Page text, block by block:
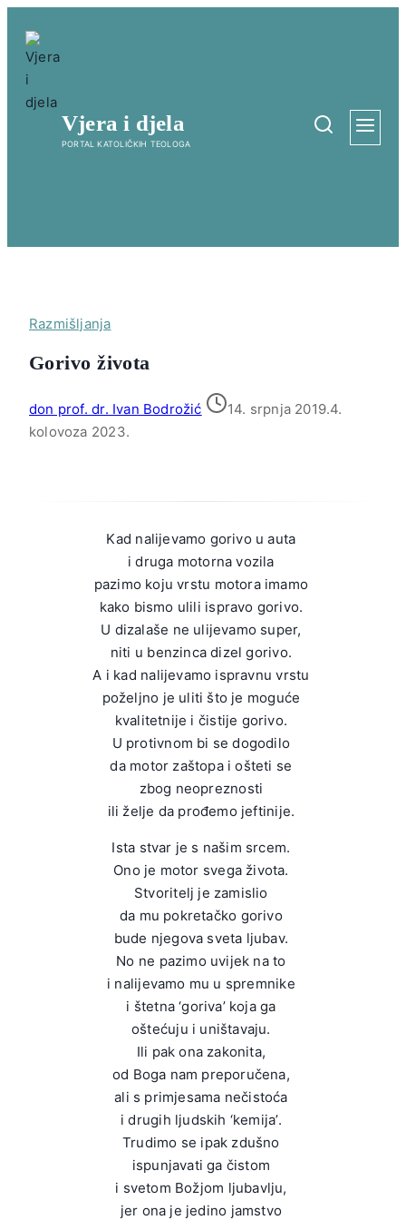
content
Vjera i djela
PORTAL KATOLIČKIH TEOLOGA
Razmišljanja
Gorivo života
don prof. dr. Ivan Bodrožić 14. srpnja 2019.4.
kolovoza 2023.
Kad nalijevamo gorivo u auta
i druga motorna vozila
pazimo koju vrstu motora imamo
kako bismo ulili ispravo gorivo.
U dizalaše ne ulijevamo super,
niti u benzinca dizel gorivo.
A i kad nalijevamo ispravnu vrstu
poželjno je uliti što je moguće
kvalitetnije i čistije gorivo.
U protivnom bi se dogodilo
da motor zaštopa i ošteti se
zbog neopreznosti
ili želje da prođemo jeftinije.
Ista stvar je s našim srcem.
Ono je motor svega života.
Stvoritelj je zamislio
da mu pokretačko gorivo
bude njegova sveta ljubav.
No ne pazimo uvijek na to
i nalijevamo mu u spremnike
i štetna ‘goriva’ koja ga
oštećuju i uništavaju.
Ili pak ona zakonita,
od Boga nam preporučena,
ali s primjesama nečistoća
i drugih ljudskih ‘kemija’.
Trudimo se ipak zdušno
ispunjavati ga čistom
i svetom Božjom ljubavlju,
jer ona je jedino jamstvo